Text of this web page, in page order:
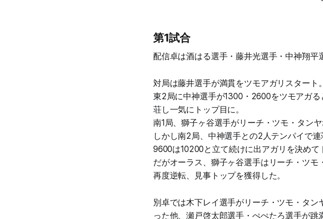
第1試合
配信卓は酒はる選手・藤井光選手・中神翔平
対局は藤井選手が満貫をツモアガリスタート。
東2局に中神選手が1300・2600をツモアガ
荘し一気にトップ目に。
南1局、獅子ヶ谷選手がリーチ・ツモ・タン
しかし南2局、中神選手との2人テンパイで
9600は10200と立て続けに出アガリを決めて
だがオーラス、獅子ヶ谷選手はリーチ・ツモ
再度逆転、見事トップを獲得した。
別卓では木下レイ選手がリーチ・ツモ・タ
った他、瀬戸啓太郎選手・ぺぺたろ選手が